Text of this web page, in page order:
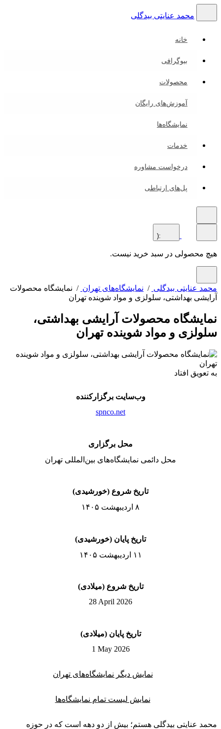
محمد عنایتی بیدگلی
خانه
بیوگرافی
محصولات
آموزش‌های رایگان
نمایشگاه‌ها
خدمات
درخواست مشاوره
پل‌های ارتباطی
محصولی در سبد خرید نیست.
عنایتی بیدگلی/نمایشگاه‌های تهران/ نمایشگاه محصولات
بهداشتی، سلولزی و مواد شوینده تهران
محصولات آرایشی بهداشتی،
و مواد شوینده تهران
افتاد
وب‌سایت برگزارکننده
spnco.net
محل برگزاری
محل دائمی نمایشگاه‌های بین‌المللی تهران
تاریخ شروع (خورشیدی)
تاریخ پایان (خورشیدی)
تاریخ شروع (میلادی)
28 April 2026
تاریخ پایان (میلادی)
1 May 2026
نمایش دیگر نمایشگاه‌های تهران
نمایش لیست تمام نمایشگاه‌ها
عنایتی بیدگلی هستم؛ بیش از دو دهه است که در حوزه